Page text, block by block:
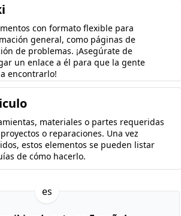
con formato flexible para
general, como páginas de
de problemas. ¡Asegúrate de
un enlace a él para que la gente
encontrarlo!
materiales o partes requeridas
o reparaciones. Una vez
estos elementos se pueden listar
de cómo hacerlo.
es